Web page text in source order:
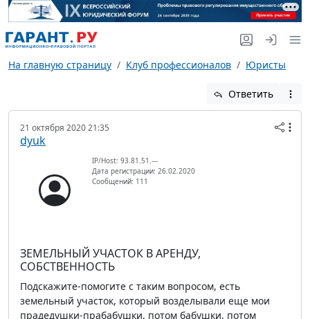
На главную страницу Клуб профессионалов Юристы
Ответить
21 октября 2020 21:35
dyuk
IP/Host: 93.81.51.---
Дата регистрации: 26.02.2020
Сообщений: 111
ЗЕМЕЛЬНЫЙ УЧАСТОК В АРЕНДУ,
СОБСТВЕННОСТЬ
Подскажите-помогите с таким вопросом, есть
земельный участок, который возделывали еще мои
прадедушки-прабабушки, потом бабушки, потом